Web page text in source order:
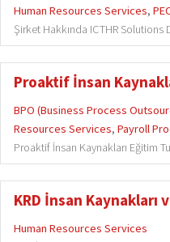
Human Resources Services,
Şirket Hakkında ICTHR Solutions
Proaktif İnsan
BPO (Business Process
Resources Services,Payroll
Proaktif İnsan Kaynakları Eğitim
KRD İnsan Kaynakları
Human Resources Services